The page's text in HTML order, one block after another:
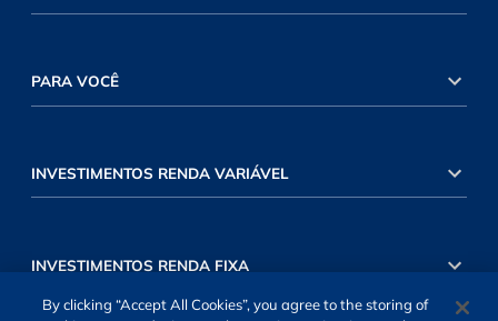
PARA VOCÊ
INVESTIMENTOS RENDA VARIÁVEL
INVESTIMENTOS RENDA FIXA
By clicking “Accept All Cookies”, you agree to the storing of